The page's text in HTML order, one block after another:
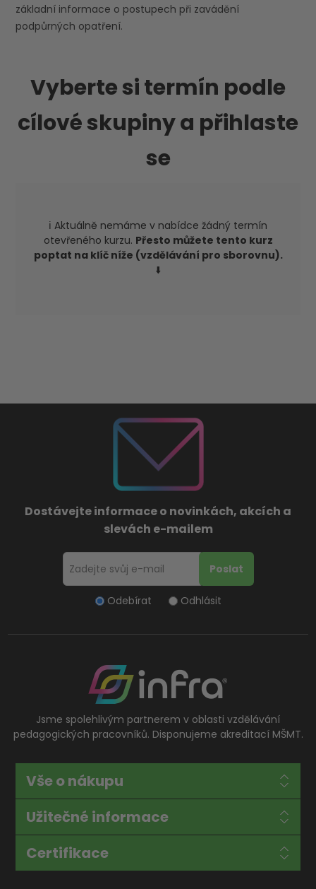
základní informace o postupech při zavádění
podpůrných opatření.
Vyberte si termín podle
cílové skupiny a přihlaste
se
ℹ️ Aktuálně nemáme v nabídce žádný termín
otevřeného kurzu. Přesto můžete tento kurz
poptat na klíč níže (vzdělávání pro sborovnu).
⬇️
Dostávejte informace o novinkách, akcích a
slevách e-mailem
Odebírat Odhlásit
Jsme spolehlivým partnerem v oblasti vzdělávání
pedagogických pracovníků. Disponujeme akreditací MŠMT.
Vše o nákupu
Užitečné informace
Certifikace